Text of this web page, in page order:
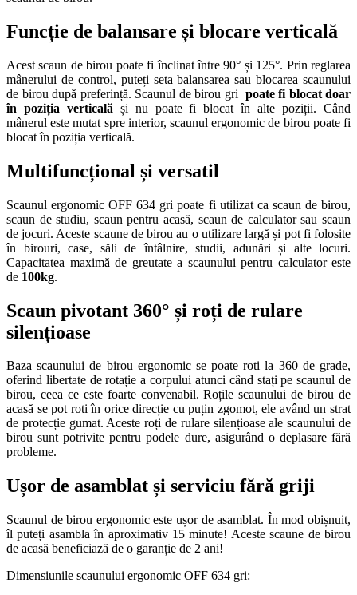
Funcție de balansare și blocare verticală
Acest scaun de birou poate fi înclinat între 90° și 125°. Prin reglarea
mânerului de control, puteți seta balansarea sau blocarea scaunului
de birou după preferință. Scaunul de birou gri poate fi blocat doar
în poziția verticală și nu poate fi blocat în alte poziții. Când
mânerul este mutat spre interior, scaunul ergonomic de birou poate fi
blocat în poziția verticală.
Multifuncțional și versatil
Scaunul ergonomic OFF 634 gri poate fi utilizat ca scaun de birou,
scaun de studiu, scaun pentru acasă, scaun de calculator sau scaun
de jocuri. Aceste scaune de birou au o utilizare largă și pot fi folosite
în birouri, case, săli de întâlnire, studii, adunări și alte locuri.
Capacitatea maximă de greutate a scaunului pentru calculator este
de 100kg.
Scaun pivotant 360° și roți de rulare
silențioase
Baza scaunului de birou ergonomic se poate roti la 360 de grade,
oferind libertate de rotație a corpului atunci când stați pe scaunul de
birou, ceea ce este foarte convenabil. Roțile scaunului de birou de
acasă se pot roti în orice direcție cu puțin zgomot, ele având un strat
de protecție gumat. Aceste roți de rulare silențioase ale scaunului de
birou sunt potrivite pentru podele dure, asigurând o deplasare fără
probleme.
Ușor de asamblat și serviciu fără griji
Scaunul de birou ergonomic este ușor de asamblat. În mod obișnuit,
îl puteți asambla în aproximativ 15 minute! Aceste scaune de birou
de acasă beneficiază de o garanție de 2 ani!
Dimensiunile scaunului ergonomic OFF 634 gri: